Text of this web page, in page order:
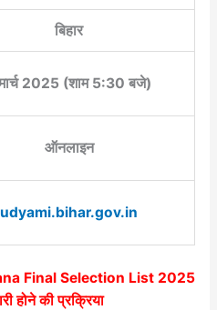
बिहार
2025 (शाम 5:30 बजे)
ऑनलाइन
udyami.bihar.gov.in
Final Selection List 2025
होने की प्रक्रिया